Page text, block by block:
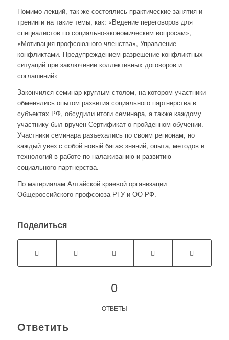
Помимо лекций, так же состоялись практические занятия и
тренинги на такие темы, как: «Ведение переговоров для
специалистов по социально-экономическим вопросам»,
«Мотивация профсоюзного членства», Управление
конфликтами. Предупреждением разрешение конфликтных
ситуаций при заключении коллективных договоров и
соглашений»
Закончился семинар круглым столом, на котором участники
обменялись опытом развития социального партнерства в
субъектах РФ, обсудили итоги семинара, а также каждому
участнику был вручен Сертификат о пройденном обучении.
Участники семинара разъехались по своим регионам, но
каждый увез с собой новый багаж знаний, опыта, методов и
технологий в работе по налаживанию и развитию
социального партнерства.
По материалам Алтайской краевой организации
Общероссийского профсоюза РГУ и ОО РФ.
Поделиться
0
ОТВЕТЫ
Ответить